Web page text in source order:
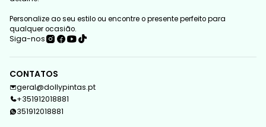
Personalize ao seu estilo ou encontre o presente perfeito para
qualquer ocasião.
Siga-nos
CONTATOS
geral@dollypintas.pt
+351912018881
351912018881